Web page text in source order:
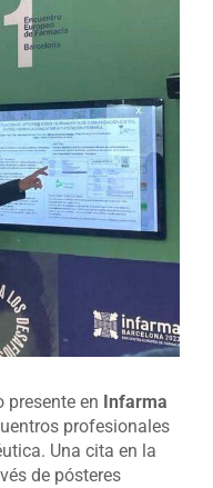
presente en Infarma
profesionales
Una cita en la
de pósteres